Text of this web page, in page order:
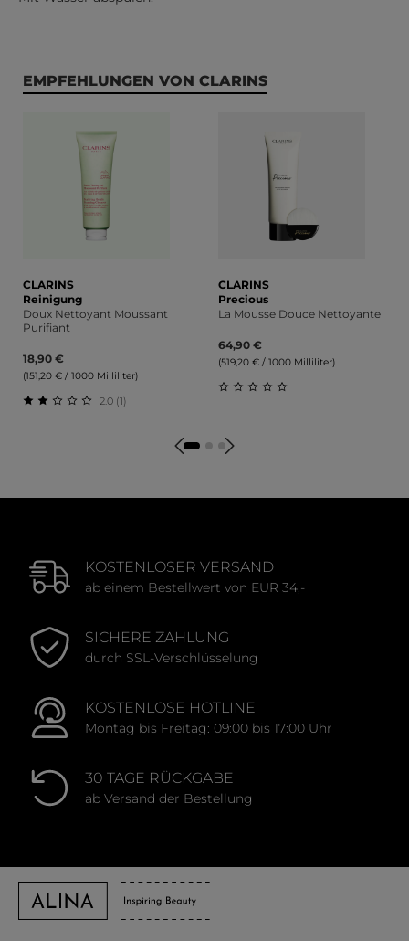
Produktgalerie überspringen
EMPFEHLUNGEN VON CLARINS
CLARINS
Reinigung
Doux Nettoyant Moussant
Purifiant
18,90 €
(151,20 € / 1000 Milliliter)
2.0 (1)
CLARINS
Precious
La Mousse Douce Nettoyante
64,90 €
(519,20 € / 1000 Milliliter)
KOSTENLOSER VERSAND
ab einem Bestellwert von EUR 34,-
SICHERE ZAHLUNG
durch SSL-Verschlüsselung
KOSTENLOSE HOTLINE
Montag bis Freitag: 09:00 bis 17:00 Uhr
30 TAGE RÜCKGABE
ab Versand der Bestellung